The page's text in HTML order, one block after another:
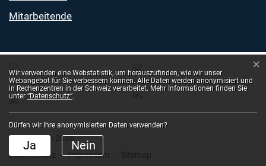
Mitarbeitende
© Solothurn 2026
Toolbar
Datenschutz Impressum Sitemap
Webstatistik
Wir verwenden eine Webstatistik, um herauszufinden, wie wir unser
Webangebot für Sie verbessern können. Alle Daten werden anonymisiert und
in Rechenzentren in der Schweiz verarbeitet. Mehr Informationen finden Sie
unter“Datenschutz“.
Dürfen wir Ihre anonymisierten Daten verwenden?
Ja Nein
×